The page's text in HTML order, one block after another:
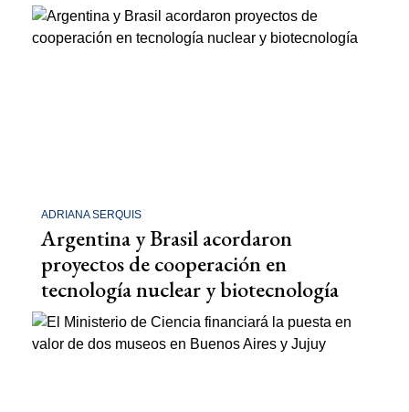
ADRIANA SERQUIS
Argentina y Brasil acordaron
proyectos de cooperación en
tecnología nuclear y biotecnología